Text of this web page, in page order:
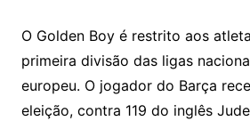
O Golden Boy é restrito aos
primeira divisão das ligas
europeu. O jogador do Barça
eleição, contra 119 do inglês